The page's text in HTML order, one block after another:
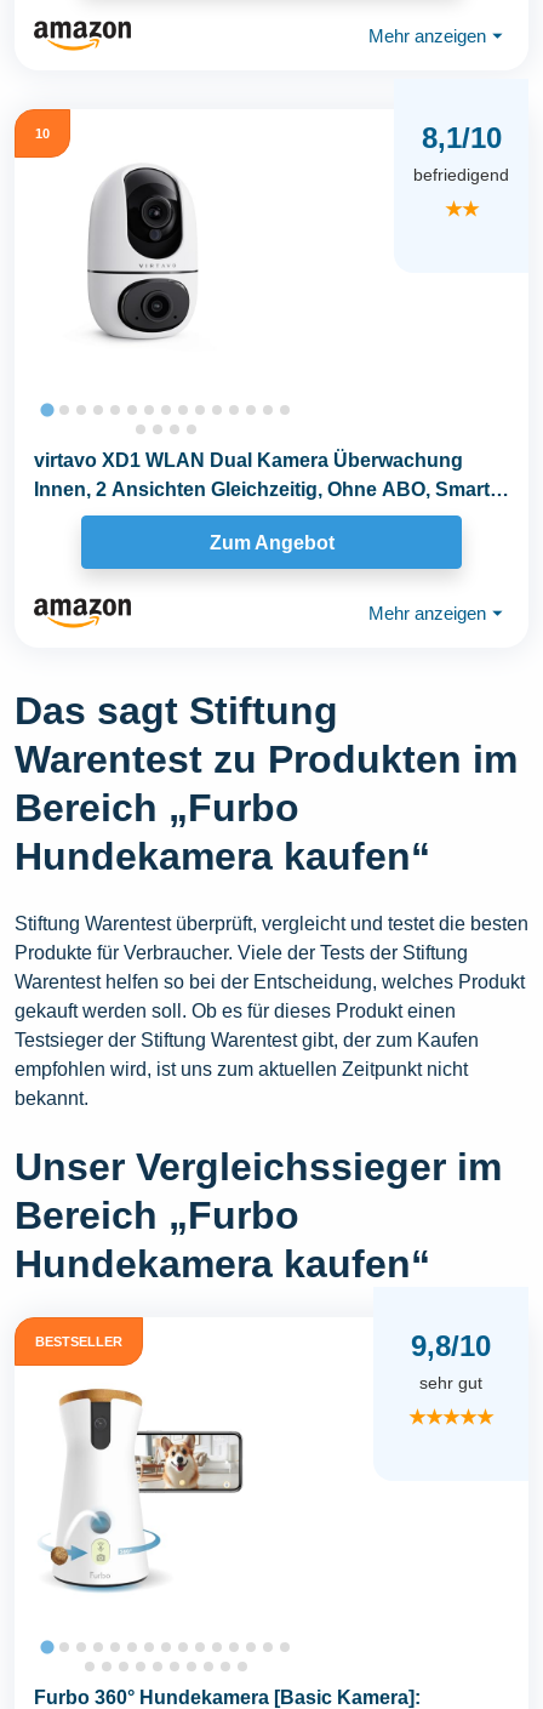
Mehr anzeigen ⏷
10 8,1/10
befriedigend
★★
virtavo XD1 WLAN Dual Kamera Überwachung
Innen, 2 Ansichten Gleichzeitig, Ohne ABO, Smart
Tracking...
Zum Angebot
Mehr anzeigen ⏷
Das sagt Stiftung
Warentest zu Produkten im
Bereich „Furbo
Hundekamera kaufen“
Stiftung Warentest überprüft, vergleicht und testet die besten
Produkte für Verbraucher. Viele der Tests der Stiftung
Warentest helfen so bei der Entscheidung, welches Produkt
gekauft werden soll. Ob es für dieses Produkt einen
Testsieger der Stiftung Warentest gibt, der zum Kaufen
empfohlen wird, ist uns zum aktuellen Zeitpunkt nicht
bekannt.
Unser Vergleichssieger im
Bereich „Furbo
Hundekamera kaufen“
BESTSELLER 9,8/10
sehr gut
★★★★★
Furbo 360° Hundekamera [Basic Kamera]: